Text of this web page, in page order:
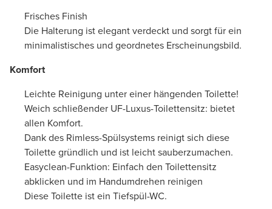
Frisches Finish
Die Halterung ist elegant verdeckt und sorgt für ein
minimalistisches und geordnetes Erscheinungsbild.
Komfort
Leichte Reinigung unter einer hängenden Toilette!
Weich schließender UF-Luxus-Toilettensitz: bietet
allen Komfort.
Dank des Rimless-Spülsystems reinigt sich diese
Toilette gründlich und ist leicht sauberzumachen.
Easyclean-Funktion: Einfach den Toilettensitz
abklicken und im Handumdrehen reinigen
Diese Toilette ist ein Tiefspül-WC.